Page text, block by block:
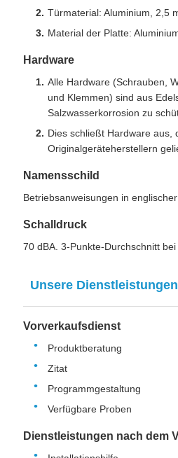
Türmaterial: Aluminium, 2,5
Material der Platte:
Hardware
Alle Hardware (Schrauben,
und Klemmen) sind aus
Salzwasserkorrosion zu
Dies schließt Hardware aus,
Originalgeräteherstellern
Namensschild
Betriebsanweisungen in
Schalldruck
70 dBA. 3-Punkte-Durchschnitt
Unsere Dienstleistungen
Vorverkaufsdienst
Produktberatung
Zitat
Programmgestaltung
Verfügbare Proben
Dienstleistungen nach dem